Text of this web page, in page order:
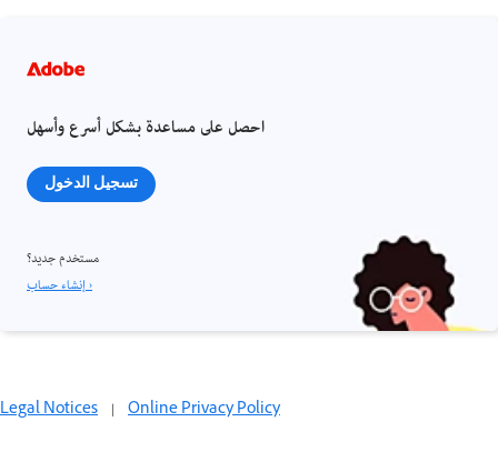
احصل على مساعدة بشكل أسرع وأسهل
تسجيل الدخول
مستخدم جديد؟
إنشاء حساب ›
Legal Notices | Online Privacy Policy